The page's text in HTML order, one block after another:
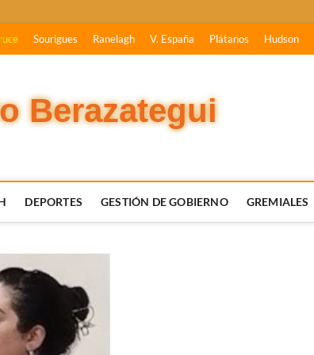
Sourigues Ranelagh V. España Plátanos Hudson
Berazategui
DEPORTES GESTIÓN DE GOBIERNO GREMIALES